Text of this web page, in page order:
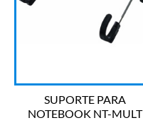
SUPORTE PARA
NOTEBOOK NT-MULT